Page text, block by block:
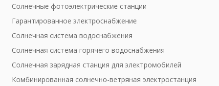
Солнечные фотоэлектрические станции
Гарантированное электроснабжение
Солнечная система водоснабжения
Солнечная система горячего водоснабжения
Солнечная зарядная станция для электромобилей
Комбинированная солнечно-ветряная электростанция